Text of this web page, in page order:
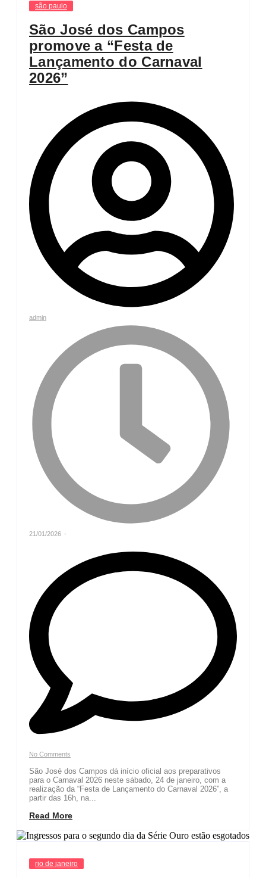
são paulo
São José dos Campos
promove a “Festa de
Lançamento do Carnaval
2026”
admin
21/01/2026 -
No Comments
São José dos Campos dá início oficial aos preparativos
para o Carnaval 2026 neste sábado, 24 de janeiro, com a
realização da “Festa de Lançamento do Carnaval 2026”, a
partir das 16h, na...
Read More
rio de janeiro